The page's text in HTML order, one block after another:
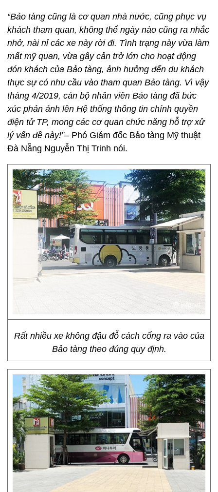
“Bảo tàng cũng là cơ quan nhà nước, cũng phục vụ
khách tham quan, không thể ngày nào cũng ra nhắc
nhở, nài nỉ các xe này rời đi. Tình trạng này vừa làm
mất mỹ quan, vừa gây cản trở lớn cho hoạt động
đón khách của Bảo tàng, ảnh hưởng đến du khách
thực sự có nhu cầu vào tham quan Bảo tàng. Vì vậy
tháng 4/2019, cán bộ nhân viên Bảo tàng đã bức
xúc phản ảnh lên Hệ thống thông tin chính quyền
điện tử TP, mong các cơ quan chức năng hỗ trợ xử
lý vấn đề này!”– Phó Giám đốc Bảo tàng Mỹ thuật
Đà Nẵng Nguyễn Thị Trinh nói.
Rất nhiều xe không đậu đỗ cách cổng ra vào của
Bảo tàng theo đúng quy định.